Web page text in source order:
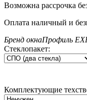
Возможна рассрочка
Оплата наличный и
Бренд окнаПрофиль
Стеклопакет:
Комплектующие